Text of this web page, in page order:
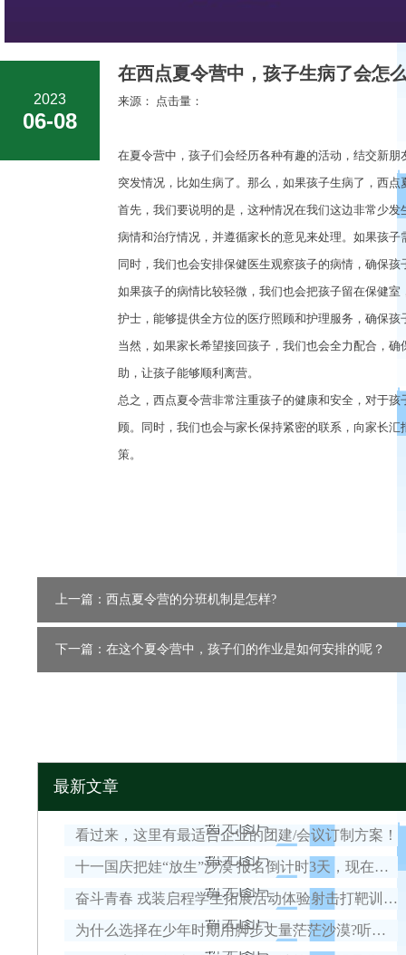
2023
06-08
在西点夏令营中，孩子生病了会怎
来源： 点击量：
在夏令营中，孩子们会经历各种有趣的活动，结交新
突发情况，比如生病了。那么，如果孩子生病了，西点
首先，我们要说明的是，这种情况在我们这边非常少
病情和治疗情况，并遵循家长的意见来处理。如果孩
同时，我们也会安排保健医生观察孩子的病情，确保
如果孩子的病情比较轻微，我们也会把孩子留在保健
护士，能够提供全方位的医疗照顾和护理服务，确保孩
当然，如果家长希望接回孩子，我们也会全力配合，
助，让孩子能够顺利离营。
总之，西点夏令营非常注重孩子的健康和安全，对于
顾。同时，我们也会与家长保持紧密的联系，向家长
策。
上一篇：西点夏令营的分班机制是怎样?
下一篇：在这个夏令营中，孩子们的作业是如何安排的呢？
最新文章
看过来，这里有最适合企业的团建/会议订制方案！
十一国庆把娃“放生”沙漠 报名倒计时3天，现在报名立省1880元！
奋斗青春 戎装启程学生拓展活动体验射击打靶训练、擒敌拳训练、发射“迫击炮”……
为什么选择在少年时期用脚步丈量茫茫沙漠?听听他们怎么说!